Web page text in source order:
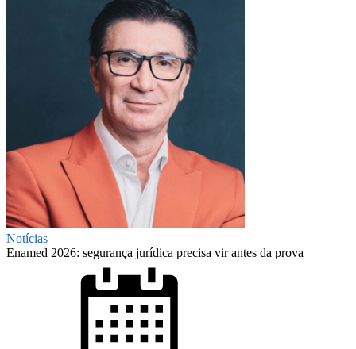
Notícias
Enamed 2026: segurança jurídica precisa vir antes da prova